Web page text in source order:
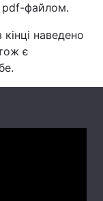
pdf-файлом.
наведено
є